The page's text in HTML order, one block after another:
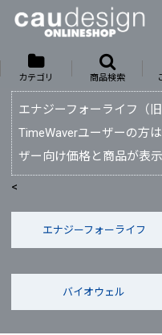
カテゴリ 商品検索
エナジーフォーライフ（
TimeWaverユーザーの方
ザー向け価格と商品が表示
<
エナジーフォーライフ
バイオウェル